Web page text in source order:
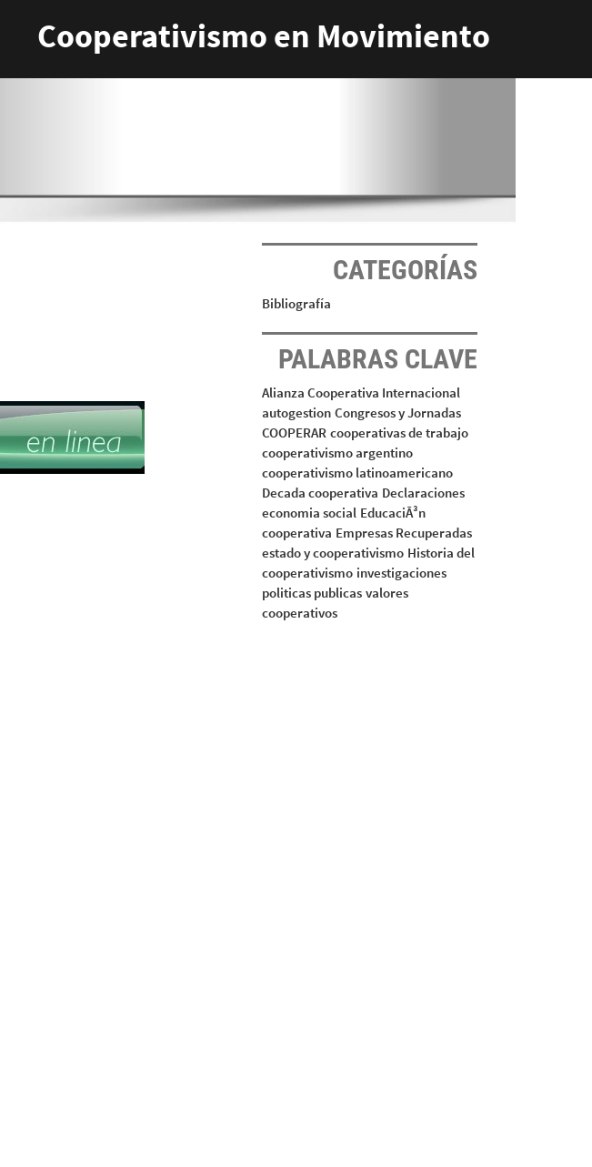
Cooperativismo en Movimiento
CATEGORÍAS
Bibliografía
PALABRAS CLAVE
Alianza Cooperativa Internacional
autogestion Congresos y Jornadas
COOPERAR cooperativas de trabajo
cooperativismo argentino
cooperativismo latinoamericano
Decada cooperativa Declaraciones
economia social EducaciÃ³n
cooperativa Empresas Recuperadas
estado y cooperativismo Historia del
cooperativismo investigaciones
politicas publicas valores
cooperativos